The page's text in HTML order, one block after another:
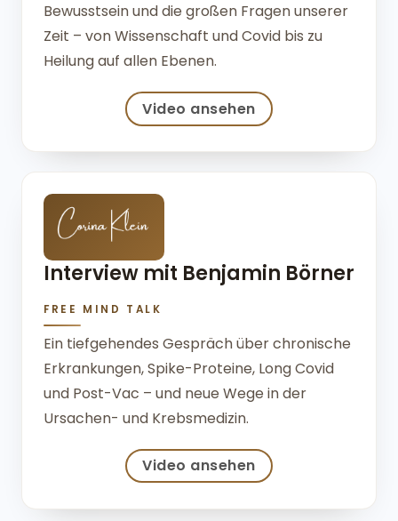
Bewusstsein und die großen Fragen unserer
Zeit – von Wissenschaft und Covid bis zu
Heilung auf allen Ebenen.
Video ansehen
Interview mit Benjamin Börner
FREE MIND TALK
Ein tiefgehendes Gespräch über chronische
Erkrankungen, Spike-Proteine, Long Covid
und Post-Vac – und neue Wege in der
Ursachen- und Krebsmedizin.
Video ansehen